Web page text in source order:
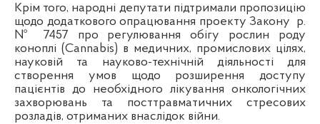
Крім того, народні депутати підтримали пропозицію
щодо додаткового опрацювання проекту Закону р.
№ 7457 про регулювання обігу рослин роду
коноплі (Cannabis) в медичних, промислових цілях,
науковій та науково-технічній діяльності для
створення умов щодо розширення доступу
пацієнтів до необхідного лікування онкологічних
захворювань та посттравматичних стресових
розладів, отриманих внаслідок війни.